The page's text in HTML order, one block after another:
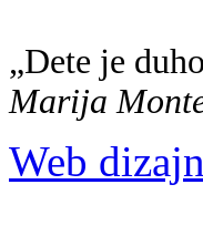
„Dete je
Marija
Web dizajn